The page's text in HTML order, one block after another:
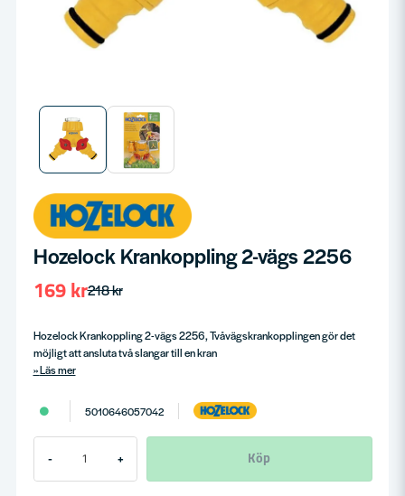
Hozelock Krankoppling 2-vägs 2256
218 kr
169 kr
Hozelock Krankoppling 2-vägs 2256, Tvåvägskrankopplingen gör det
möjligt att ansluta två slangar till en kran
Läs mer
5010646057042
- + Köp